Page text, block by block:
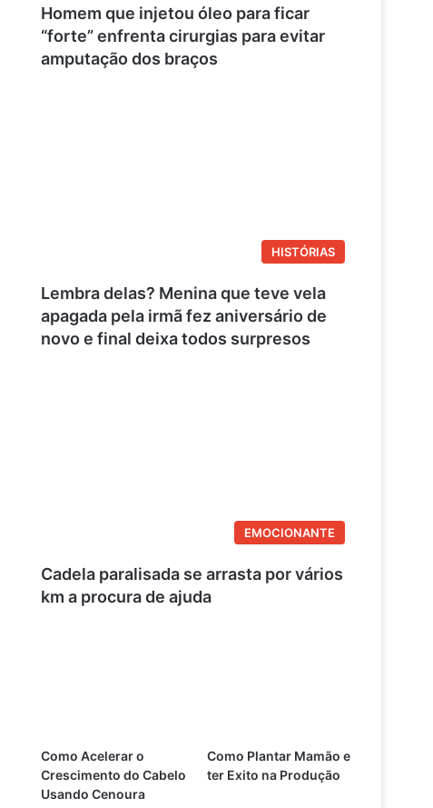
o
e
s
r
a
Homem que injetou óleo para ficar
“forte” enfrenta cirurgias para evitar
amputação dos braços
HISTÓRIAS
Lembra delas? Menina que teve vela
apagada pela irmã fez aniversário de
novo e final deixa todos surpresos
EMOCIONANTE
Cadela paralisada se arrasta por vários
km a procura de ajuda
Como Acelerar o
Crescimento do Cabelo
Usando Cenoura
Como Plantar Mamão e
ter Exito na Produção